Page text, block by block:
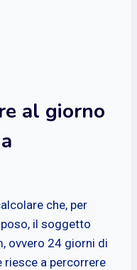
al giorno
che, per
il soggetto
ovvero 24 giorni di
a percorrere